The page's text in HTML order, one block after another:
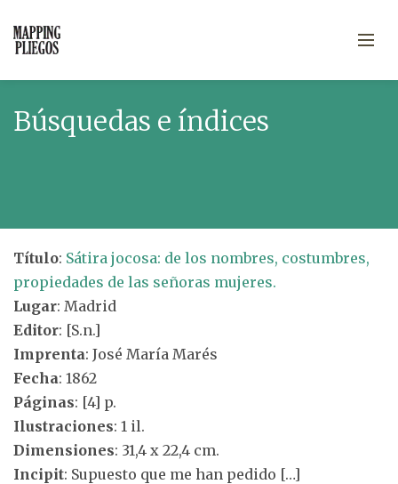
Búsquedas e índices
Título: Sátira jocosa: de los nombres, costumbres,
propiedades de las señoras mujeres.
Lugar: Madrid
Editor: [S.n.]
Imprenta: José María Marés
Fecha: 1862
Páginas: [4] p.
Ilustraciones: 1 il.
Dimensiones: 31,4 x 22,4 cm.
Incipit: Supuesto que me han pedido […]